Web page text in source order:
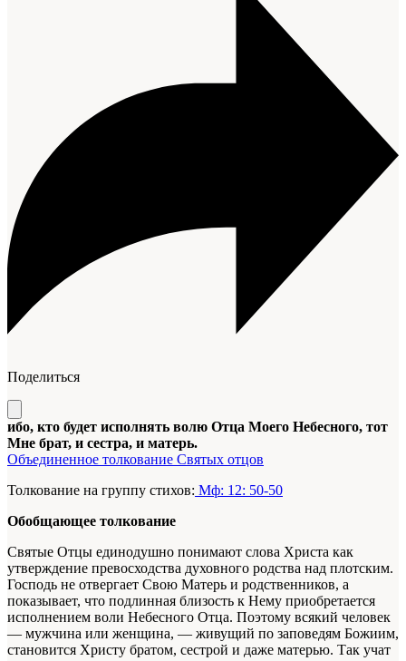
Поделиться
ибо, кто будет исполнять волю Отца Моего Небесного, тот
Мне брат, и сестра, и матерь.
Объединенное толкование Святых отцов
Толкование на группу стихов: Мф: 12: 50-50
Обобщающее толкование
Святые Отцы единодушно понимают слова Христа как
утверждение превосходства духовного родства над плотским.
Господь не отвергает Свою Матерь и родственников, а
показывает, что подлинная близость к Нему приобретается
исполнением воли Небесного Отца. Поэтому всякий человек
— мужчина или женщина, — живущий по заповедям Божиим,
становится Христу братом, сестрой и даже матерью. Так учат